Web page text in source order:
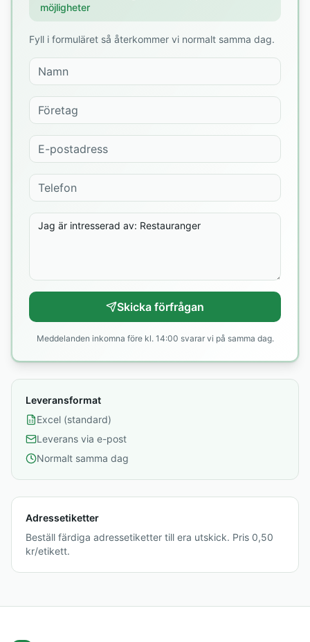
möjligheter
Fyll i formuläret så återkommer vi normalt samma dag.
Skicka förfrågan
Meddelanden inkomna före kl. 14:00 svarar vi på samma dag.
Leveransformat
Excel (standard)
Leverans via e-post
Normalt samma dag
Adressetiketter
Beställ färdiga adressetiketter till era utskick. Pris 0,50
kr/etikett.